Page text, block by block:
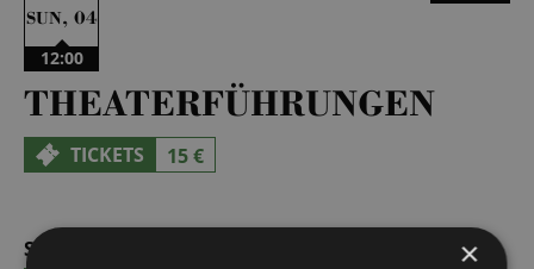
SUN, 04
12:00
THEATERFÜHRUNGEN
TICKETS 15 €
SUN | 27.09.2026 | 12:00 - 13:00
×